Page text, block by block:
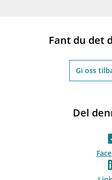
Fant du det
Gi oss
Del